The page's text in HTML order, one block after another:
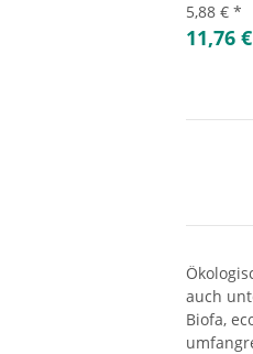
5,88 € *
11,76
auch
Biofa,